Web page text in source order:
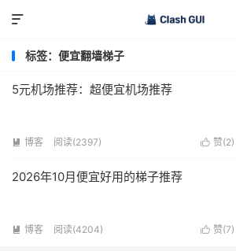

标签：便宜翻墙梯子
5元机场推荐：超便宜机场推荐
 赞(2)
 博客 阅读(2397)
2026年10月便宜好用的梯子推荐
 赞(7)
 博客 阅读(4204)